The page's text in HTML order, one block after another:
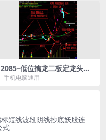
2085–低位擒龙二板定龙头战
法炒股票通达信指标公式源码
手机电脑通用
短线波段阴线抄底妖股连
式